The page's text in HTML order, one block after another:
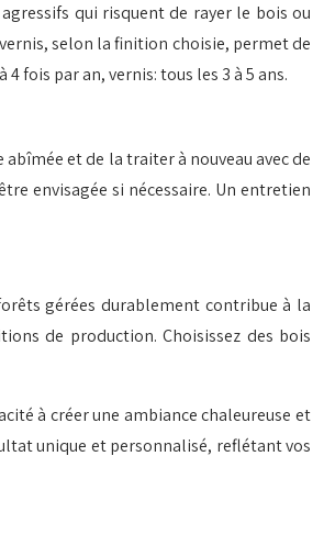
qui risquent de rayer le bois ou
selon la finition choisie, permet de
fois par an, vernis: tous les 3 à 5 ans.
et de la traiter à nouveau avec de
envisagée si nécessaire. Un entretien
gérées durablement contribue à la
de production. Choisissez des bois
à créer une ambiance chaleureuse et
unique et personnalisé, reflétant vos